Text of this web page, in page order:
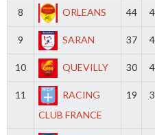
8 ORLEANS 44
9 SARAN 37
10 QUEVILLY 30
11
RACING
CLUB FRANCE
19